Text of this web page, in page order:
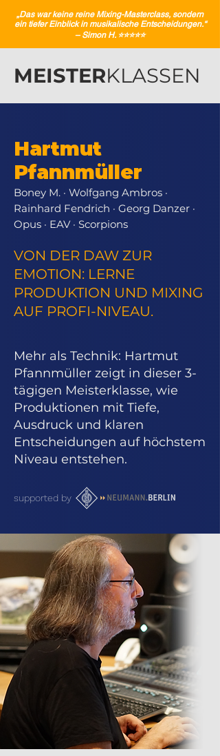
„Das war keine reine Mixing-Masterclass, sondern
ein tiefer Einblick in musikalische Entscheidungen.“
– Simon H. ⭐️⭐️⭐️⭐️⭐️
MEISTERKLASSEN
Hartmut
Pfannmüller
Boney M. · Wolfgang Ambros ·
Rainhard Fendrich · Georg Danzer ·
Opus · EAV · Scorpions
VON DER DAW ZUR
EMOTION: LERNE
PRODUKTION UND MIXING
AUF PROFI-NIVEAU.
Mehr als Technik: Hartmut
Pfannmüller zeigt in dieser 3-
tägigen Meisterklasse, wie
Produktionen mit Tiefe,
Ausdruck und klaren
Entscheidungen auf höchstem
Niveau entstehen.
supported by